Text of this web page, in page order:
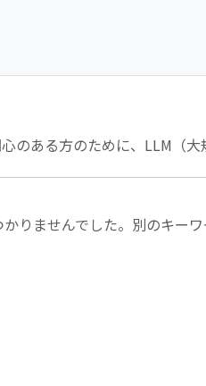
のある方のために、LLM（
りませんでした。別のキーワ